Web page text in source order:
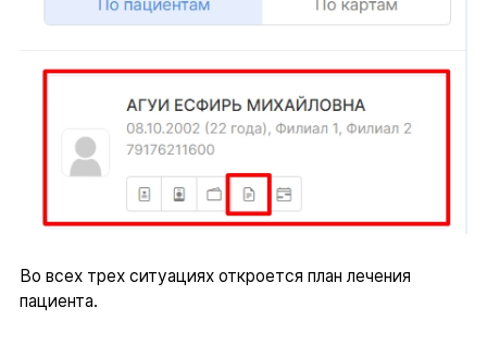
Во всех трех ситуациях откроется план лечения
пациента.